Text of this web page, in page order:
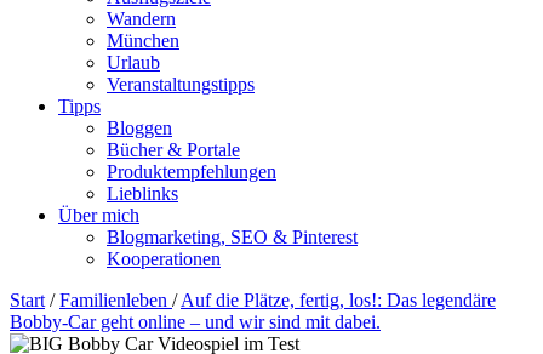
Wandern
München
Urlaub
Veranstaltungstipps
Tipps
Bloggen
Bücher & Portale
Produktempfehlungen
Lieblinks
Über mich
Blogmarketing, SEO & Pinterest
Kooperationen
Start / Familienleben / Auf die Plätze, fertig, los!: Das legendäre
Bobby-Car geht online – und wir sind mit dabei.